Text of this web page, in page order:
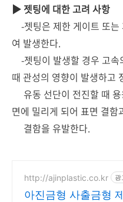
▶ 젯팅에 대한 고려 사항
-젯팅은 제한 게이트 또는
여 발생한다.
-젯팅이 발생할 경우 고속
때 관성의 영향이 발생하고
유동 선단이 전진할 때 용
면에 밀리게 되어 표면 결함
결함을 유발한다.
http://ajinplastic.co.kr 광
아진금형 사출금형